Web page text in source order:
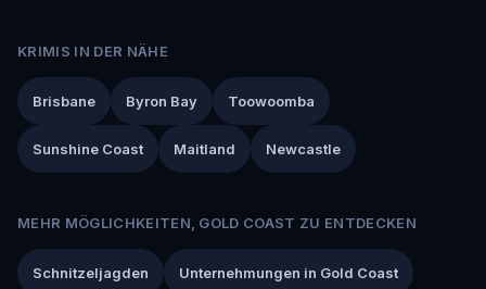
KRIMIS IN DER NÄHE
Brisbane Byron Bay Toowoomba
Sunshine Coast Maitland Newcastle
MEHR MÖGLICHKEITEN, GOLD COAST ZU ENTDECKEN
Schnitzeljagden Unternehmungen in Gold Coast